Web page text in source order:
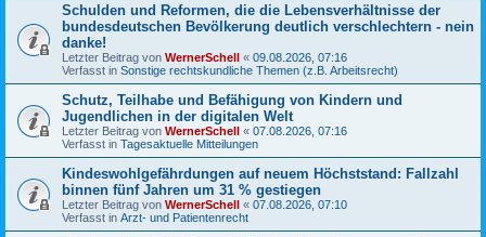
Schulden und Reformen, die die Lebensverhältnisse der
bundesdeutschen Bevölkerung deutlich verschlechtern - nein
danke!
Letzter Beitrag von WernerSchell « 09.08.2026, 07:16
Verfasst in Sonstige rechtskundliche Themen (z.B. Arbeitsrecht)
Schutz, Teilhabe und Befähigung von Kindern und
Jugendlichen in der digitalen Welt
Letzter Beitrag von WernerSchell « 07.08.2026, 07:16
Verfasst in Tagesaktuelle Mitteilungen
Kindeswohlgefährdungen auf neuem Höchststand: Fallzahl
binnen fünf Jahren um 31 % gestiegen
Letzter Beitrag von WernerSchell « 07.08.2026, 07:10
Verfasst in Arzt- und Patientenrecht